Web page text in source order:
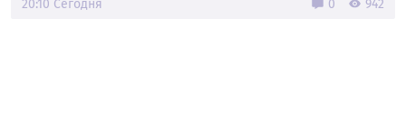
20:10 Сегодня 0 942